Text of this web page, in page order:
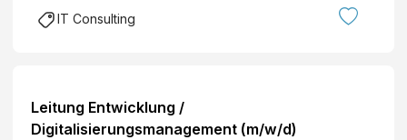
IT Consulting
Leitung Entwicklung /
Digitalisierungsmanagement (m/w/d)